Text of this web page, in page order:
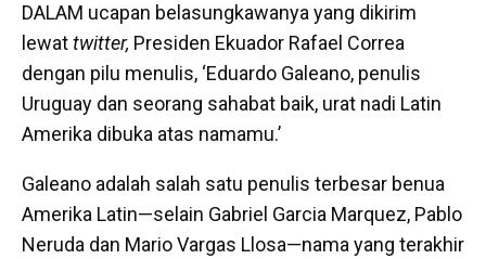
DALAM ucapan belasungkawanya yang dikirim
lewattwitter, Presiden Ekuador Rafael Correa
dengan pilu menulis, ‘Eduardo Galeano, penulis
Uruguay dan seorang sahabat baik, urat nadi Latin
Amerika dibuka atas namamu.’
Galeano adalah salah satu penulis terbesar benua
Amerika Latin—selain Gabriel Garcia Marquez, Pablo
Neruda dan Mario Vargas Llosa—nama yang terakhir